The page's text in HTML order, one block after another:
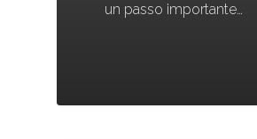
un passo importante…